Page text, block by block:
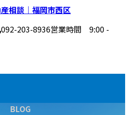
092-203-8936営業時間 9:00 -
BLOG